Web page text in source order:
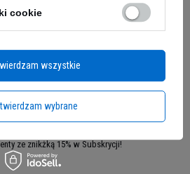
ze znikżką 15% w Subskrycji!
cookie
wybrane
wszystkie